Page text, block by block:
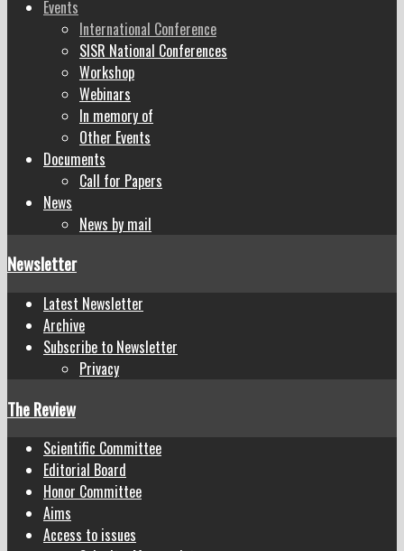
Events
International Conference
SISR National Conferences
Workshop
Webinars
In memory of
Other Events
Documents
Call for Papers
News
News by mail
Newsletter
Latest Newsletter
Archive
Subscribe to Newsletter
Privacy
The Review
Scientific Committee
Editorial Board
Honor Committee
Aims
Access to issues